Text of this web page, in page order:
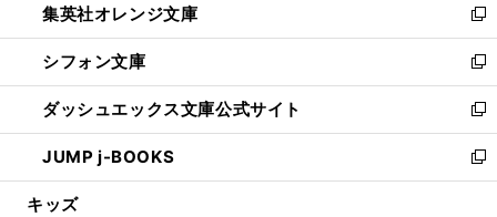
く
で
開
く
ド
ウ
で
開
く
い
ウ
ィ
ン
ド
ウ
で
開
集英社オレンジ文庫
新
し
い
ウ
ィ
ン
ド
ウ
シフォン文庫
新
し
い
ウ
ィ
ン
ダッシュエックス文庫公式サイト
新
し
い
ウ
JUMP j-BOOKS
新
し
キッズ